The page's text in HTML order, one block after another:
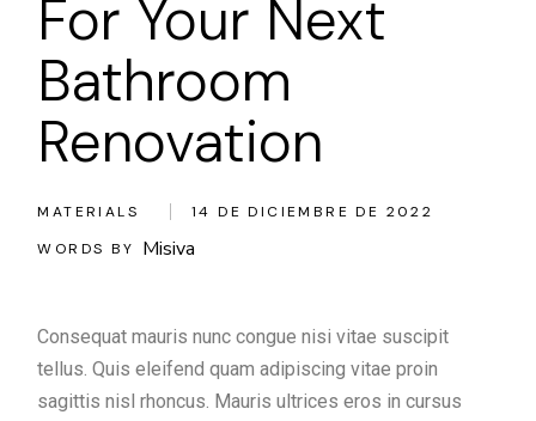
For Your Next
Bathroom
Renovation
MATERIALS
14 DE DICIEMBRE DE 2022
WORDS BY
Misiva
Consequat mauris nunc congue nisi vitae suscipit
tellus. Quis eleifend quam adipiscing vitae proin
sagittis nisl rhoncus. Mauris ultrices eros in cursus